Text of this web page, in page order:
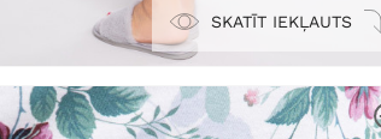
SKATĪT IEKĻAUTS